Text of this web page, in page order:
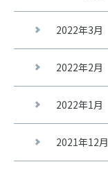
2022年3月
2022年2月
2022年1月
2021年12月